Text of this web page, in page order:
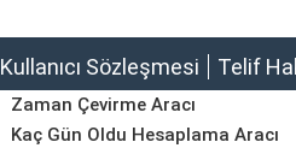
Kullanıcı Sözleşmesi Telif
Zaman Çevirme Aracı
Kaç Gün Oldu Hesaplama Aracı